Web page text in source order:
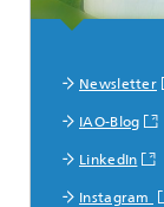
Newsletter
IAO-Blog
LinkedIn
Instagram